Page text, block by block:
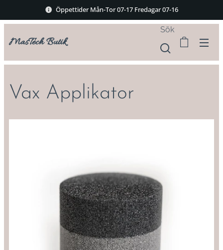
Öppettider Mån-Tor 07-17 Fredagar 07-16
MasTech Butik
Sök
Vax Applikator